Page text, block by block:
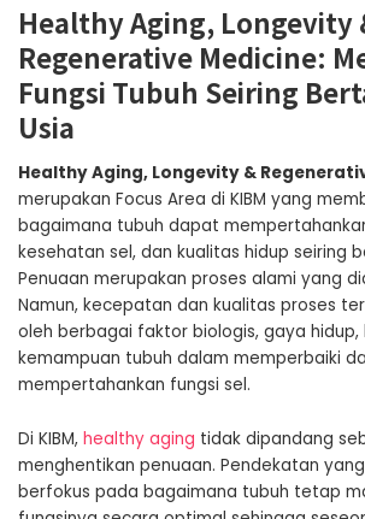
Healthy Aging, Longevity
Regenerative Medicine:
Fungsi Tubuh Seiring
Usia
Healthy Aging, Longevity &
merupakan Focus Area di KIBM yang
bagaimana tubuh dapat
kesehatan sel, dan kualitas hidup seiring
Penuaan merupakan proses alami yang
Namun, kecepatan dan kualitas proses
oleh berbagai faktor biologis, gaya hidup,
kemampuan tubuh dalam memperbaiki
mempertahankan fungsi sel.
Di KIBM, healthy aging tidak dipandang
menghentikan penuaan. Pendekatan
berfokus pada bagaimana tubuh tetap